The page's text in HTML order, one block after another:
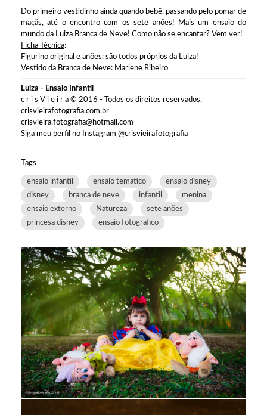
Do primeiro vestidinho ainda quando bebê, passando pelo pomar de
maçãs, até o encontro com os sete anões! Mais um ensaio do
mundo da Luiza Branca de Neve! Como não se encantar? Vem ver!
Ficha Técnica:
Figurino original e anões: são todos próprios da Luiza!
Vestido da Branca de Neve: Marlene Ribeiro
Luiza - Ensaio Infantil
c r i s V i e i r a © 2016 - Todos os direitos reservados.
crisvieirafotografia.com.br
crisvieira.fotografia@hotmail.com
Siga meu perfil no Instagram @crisvieirafotografia
Tags
ensaio infantil ensaio tematico
ensaio disney
disney
branca de neve infantil
menina
ensaio externo
Natureza
sete anões
princesa disney
ensaio fotografico